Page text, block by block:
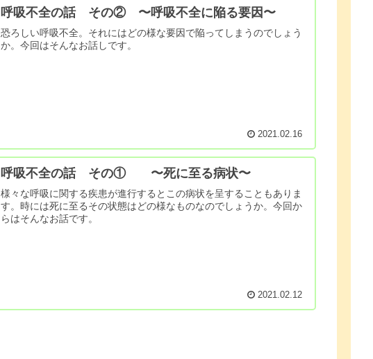
呼吸不全の話 その② 〜呼吸不全に陥る要因〜
恐ろしい呼吸不全。それにはどの様な要因で陥ってしまうのでしょう
か。今回はそんなお話しです。
2021.02.16
呼吸不全の話 その① 〜死に至る病状〜
様々な呼吸に関する疾患が進行するとこの病状を呈することもありま
す。時には死に至るその状態はどの様なものなのでしょうか。今回か
らはそんなお話です。
2021.02.12